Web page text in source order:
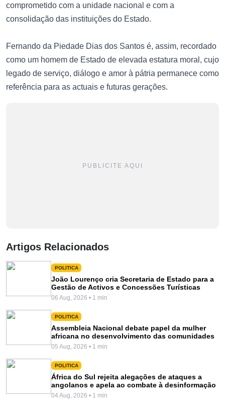
comprometido com a unidade nacional e com a
consolidação das instituições do Estado.
Fernando da Piedade Dias dos Santos é, assim, recordado
como um homem de Estado de elevada estatura moral, cujo
legado de serviço, diálogo e amor à pátria permanece como
referência para as actuais e futuras gerações.
PUBLICITE AQUI
Artigos Relacionados
POLITICA
João Lourenço cria Secretaria de Estado para a
Gestão de Activos e Concessões Turísticas
06 Aug, 2026 • 1 min
POLITICA
Assembleia Nacional debate papel da mulher
africana no desenvolvimento das comunidades
05 Aug, 2026 • 1 min
POLITICA
África do Sul rejeita alegações de ataques a
angolanos e apela ao combate à desinformação
04 Aug, 2026 • 1 min